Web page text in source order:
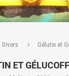
Divers Gélutin et
ET